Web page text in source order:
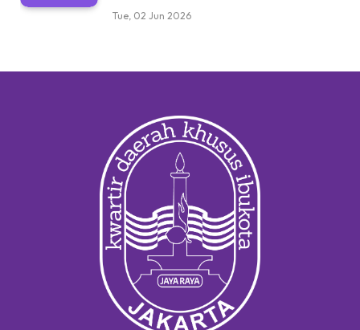
Tue, 02 Jun 2026